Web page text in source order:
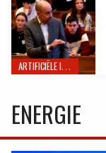
ARTIFICIËLE INTELLIGENTIE
ENERGIE